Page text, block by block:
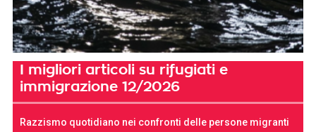
I migliori articoli su rifugiati e
immigrazione 12/2026
Razzismo quotidiano nei confronti delle persone migranti